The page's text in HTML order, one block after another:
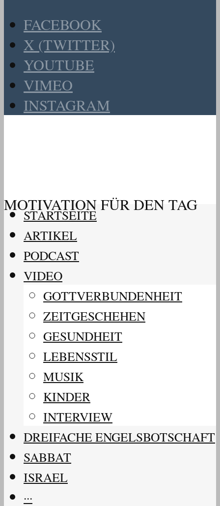
FACEBOOK
X (TWITTER)
YOUTUBE
VIMEO
INSTAGRAM
MOTIVATION FÜR DEN TAG
STARTSEITE
ARTIKEL
PODCAST
VIDEO
GOTTVERBUNDENHEIT
ZEITGESCHEHEN
GESUNDHEIT
LEBENSSTIL
MUSIK
KINDER
INTERVIEW
DREIFACHE ENGELSBOTSCHAFT
SABBAT
ISRAEL
···